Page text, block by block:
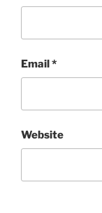
Email*
Website